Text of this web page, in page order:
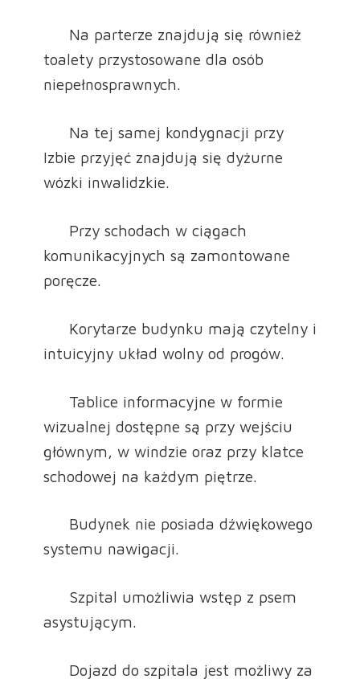
Na parterze znajdują się również
toalety przystosowane dla osób
niepełnosprawnych.
Na tej samej kondygnacji przy
Izbie przyjęć znajdują się dyżurne
wózki inwalidzkie.
Przy schodach w ciągach
komunikacyjnych są zamontowane
poręcze.
Korytarze budynku mają czytelny i
intuicyjny układ wolny od progów.
Tablice informacyjne w formie
wizualnej dostępne są przy wejściu
głównym, w windzie oraz przy klatce
schodowej na każdym piętrze.
Budynek nie posiada dźwiękowego
systemu nawigacji.
Szpital umożliwia wstęp z psem
asystującym.
Dojazd do szpitala jest możliwy za